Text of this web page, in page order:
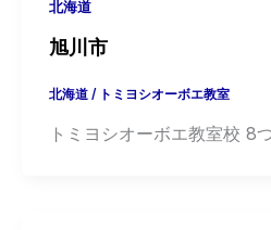
北海道
旭川市
北海道/ トミヨシオーボエ教室
トミヨシオーボエ教室校 8